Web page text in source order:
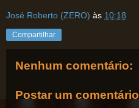
José Roberto (ZERO) às 10:18
Compartilhar
Nenhum comentário:
Postar um comentário